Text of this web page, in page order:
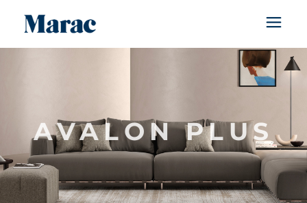
AVALON PLUS